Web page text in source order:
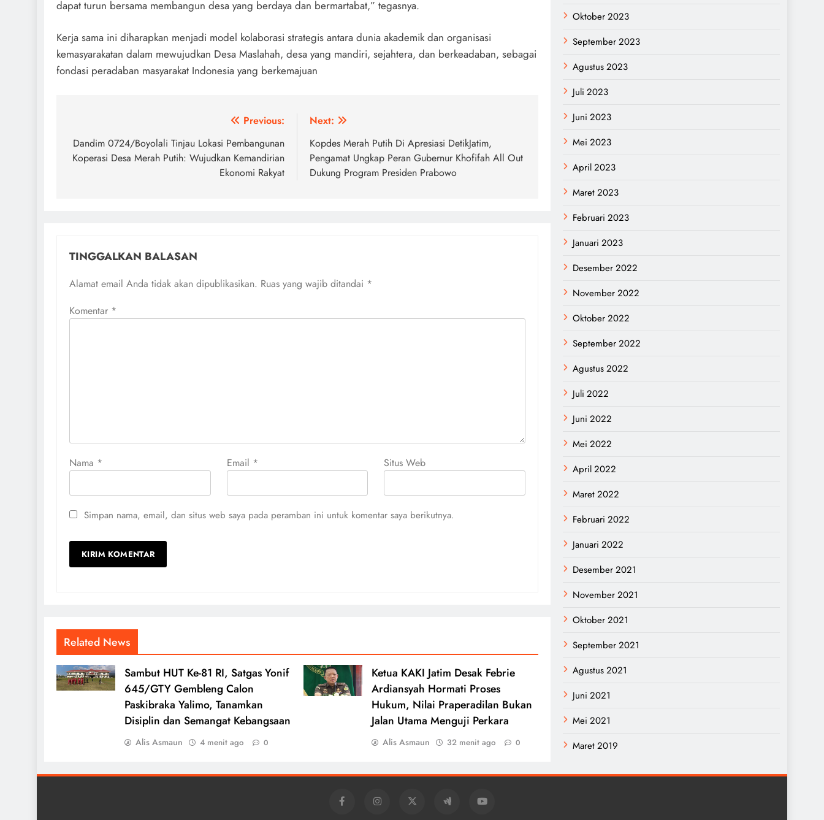
dapat turun bersama membangun desa yang berdaya dan bermartabat,” tegasnya.
Kerja sama ini diharapkan menjadi model kolaborasi strategis antara dunia akademik dan organisasi
kemasyarakatan dalam mewujudkan Desa Maslahah, desa yang mandiri, sejahtera, dan berkeadaban, sebagai
fondasi peradaban masyarakat Indonesia yang berkemajuan
pos
Previous:
Dandim 0724/Boyolali Tinjau Lokasi Pembangunan
Koperasi Desa Merah Putih: Wujudkan Kemandirian
Ekonomi Rakyat
Next:
Kopdes Merah Putih Di Apresiasi DetikJatim,
Pengamat Ungkap Peran Gubernur Khofifah All Out
Dukung Program Presiden Prabowo
TINGGALKAN BALASAN
Alamat email Anda tidak akan dipublikasikan. Ruas yang wajib ditandai *
Komentar *
Nama * Email * Situs Web
Simpan nama, email, dan situs web saya pada peramban ini untuk komentar saya berikutnya.
Related News
Sambut HUT Ke-81 RI, Satgas Yonif
645/GTY Gembleng Calon
Paskibraka Yalimo, Tanamkan
Disiplin dan Semangat Kebangsaan
Alis Asmaun 4 menit ago 0
Ketua KAKI Jatim Desak Febrie
Ardiansyah Hormati Proses
Hukum, Nilai Praperadilan Bukan
Jalan Utama Menguji Perkara
Alis Asmaun 32 menit ago 0
Oktober 2023
September 2023
Agustus 2023
Juli 2023
Juni 2023
Mei 2023
April 2023
Maret 2023
Februari 2023
Januari 2023
Desember 2022
November 2022
Oktober 2022
September 2022
Agustus 2022
Juli 2022
Juni 2022
Mei 2022
April 2022
Maret 2022
Februari 2022
Januari 2022
Desember 2021
November 2021
Oktober 2021
September 2021
Agustus 2021
Juni 2021
Mei 2021
Maret 2019